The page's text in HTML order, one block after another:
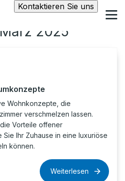
Kontaktieren Sie uns
2025
Wohnkonzepte, die
verschmelzen lassen.
Vorteile offener
Sie Ihr Zuhause in eine luxuriöse
können.
Weiterlesen